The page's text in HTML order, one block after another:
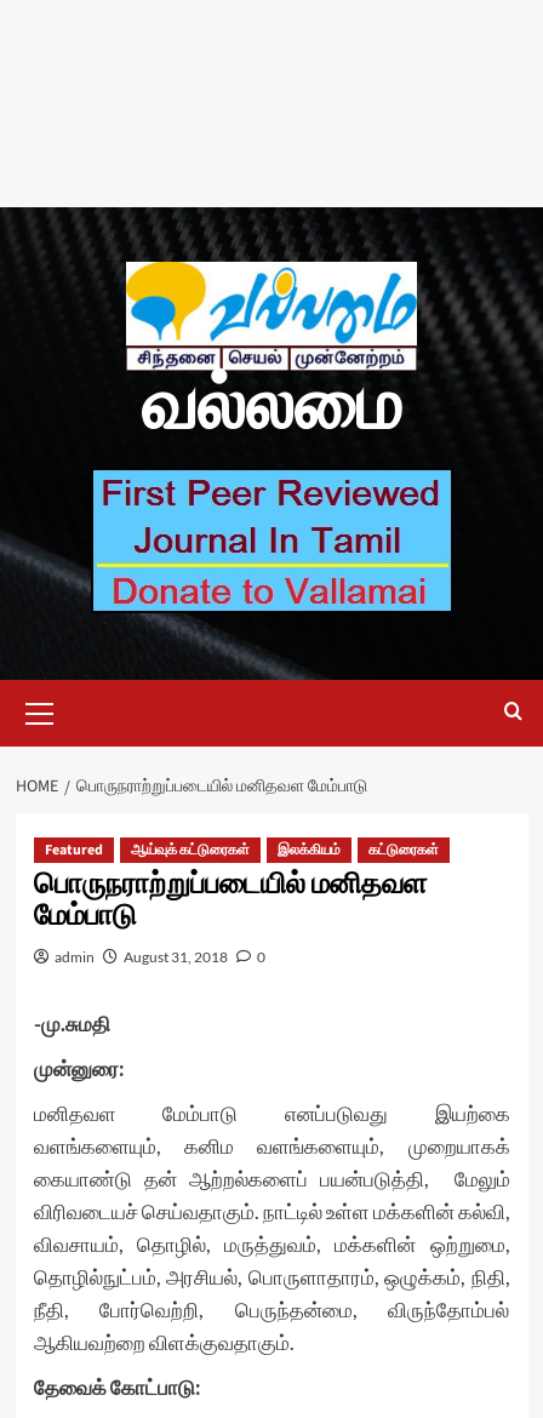
வல்லமை
Menu
HOME பொருநராற்றுப்படையில் மனிதவள மேம்பாடு
Featured ஆய்வுக் கட்டுரைகள் இலக்கியம் கட்டுரைகள்
பொருநராற்றுப்படையில் மனிதவள
மேம்பாடு
admin August 31, 2018 0
-மு.சுமதி
முன்னுரை:
மனிதவள மேம்பாடு எனப்படுவது இயற்கை
வளங்களையும், கனிம வளங்களையும், முறையாகக்
கையாண்டு தன் ஆற்றல்களைப் பயன்படுத்தி, மேலும்
விரிவடையச் செய்வதாகும். நாட்டில் உள்ள மக்களின் கல்வி,
விவசாயம், தொழில், மருத்துவம், மக்களின் ஒற்றுமை,
தொழில்நுட்பம், அரசியல், பொருளாதாரம், ஒழுக்கம், நிதி,
நீதி, போர்வெற்றி, பெருந்தன்மை, விருந்தோம்பல்
ஆகியவற்றை விளக்குவதாகும்.
தேவைக் கோட்பாடு: